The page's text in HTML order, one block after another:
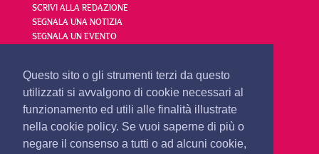
Questo sito o gli strumenti terzi da questo
utilizzati si avvalgono di cookie necessari al
funzionamento ed utili alle finalità illustrate
nella cookie policy. Se vuoi saperne di più o
negare il consenso a tutti o ad alcuni cookie,
SCRIVI ALLA REDAZIONE
SEGNALA UNA NOTIZIA
SEGNALA UN EVENTO
redazione@olbianotizie.it